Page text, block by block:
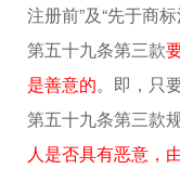
注册前”及“先于商
第五十九条第三款
是善意的。即，只
第五十九条第三款
人是否具有恶意，